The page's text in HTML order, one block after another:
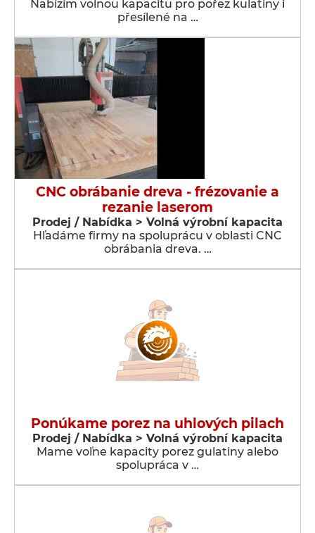
Nabízím volnou kapacitu pro pořez kulatiny i
přesílené na …
CNC obrábanie dreva - frézovanie a
rezanie laserom
Prodej / Nabídka > Volná výrobní kapacita
Hľadáme firmy na spoluprácu v oblasti CNC
obrábania dreva. …
Ponúkame porez na uhlových pilach
Prodej / Nabídka > Volná výrobní kapacita
Mame voľne kapacity porez gulatiny alebo
spolupráca v …